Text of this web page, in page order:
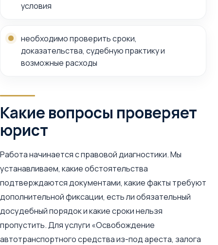
условия
необходимо проверить сроки,
доказательства, судебную практику и
возможные расходы
Какие вопросы проверяет
юрист
Работа начинается с правовой диагностики. Мы
устанавливаем, какие обстоятельства
подтверждаются документами, какие факты требуют
дополнительной фиксации, есть ли обязательный
досудебный порядок и какие сроки нельзя
пропустить. Для услуги «Освобождение
автотранспортного средства из-под ареста, залога